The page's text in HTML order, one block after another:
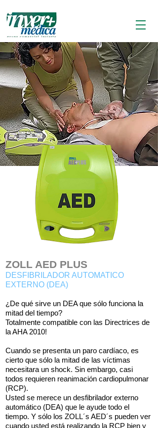
ZOLL AED PLUS
DESFIBRILADOR AUTOMATICO
EXTERNO (DEA)
¿De qué sirve un DEA que sólo funciona la
mitad del tiempo?
Totalmente compatible con las Directrices de
la AHA 2010!
Cuando se presenta un paro cardíaco, es
cierto que sólo la mitad de las víctimas
necesitara un shock. Sin embargo, casi
todos requieren reanimación cardiopulmonar
(RCP).
Usted se merece un desfibrilador externo
automático (DEA) que le ayude todo el
tiempo. Y sólo los ZOLL´s AED´s pueden ver
cuando usted está realizando la RCP bien y